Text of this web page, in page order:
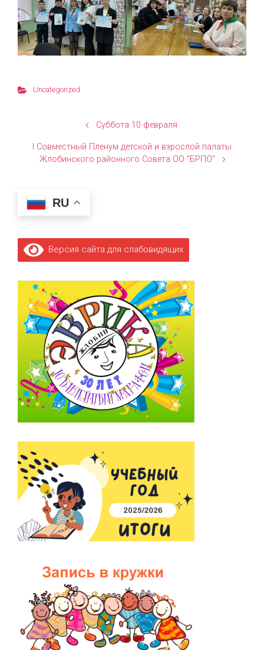
Uncategorized
Суббота 10 февраля
I Совместный Пленум детской и взрослой палаты
Жлобинского районного Совета ОО “БРПО”
RU
Версия сайта для слабовидящих